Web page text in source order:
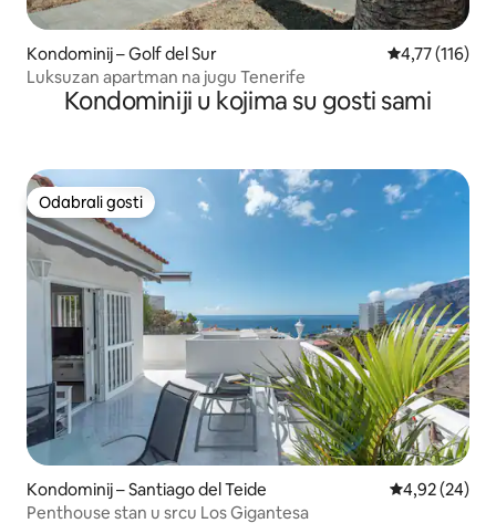
Kondominij – Golf del Sur Prosječna
4,77 (116)
Luksuzan apartman na jugu Tenerife
Kondominiji u kojima su gosti sami
Odabrali gosti
Odabrali gosti
Kondominij – Santiago del Teide Prosječna
4,92 (24)
Penthouse stan u srcu Los Gigantesa